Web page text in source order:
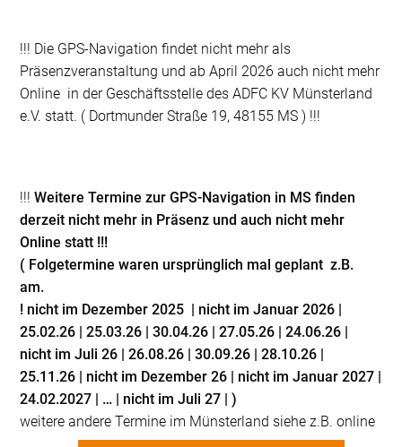
!!! Die GPS-Navigation findet nicht mehr als
Präsenzveranstaltung und ab April 2026 auch nicht mehr
Online in der Geschäftsstelle des ADFC KV Münsterland
e.V. statt. ( Dortmunder Straße 19, 48155 MS ) !!!
!!!Weitere Termine zur GPS-Navigation in MS finden
derzeit nicht mehr in Präsenz und auch nicht mehr
Online statt !!!
( Folgetermine waren ursprünglich mal geplant z.B.
am.
! nicht im Dezember 2025 | nicht im Januar 2026 |
25.02.26 | 25.03.26 | 30.04.26 | 27.05.26 | 24.06.26 |
nicht im Juli 26 | 26.08.26 | 30.09.26 | 28.10.26 |
25.11.26 | nicht im Dezember 26 | nicht im Januar 2027 |
24.02.2027 | … | nicht im Juli 27 | )
weitere andere Termine im Münsterland siehe z.B. online